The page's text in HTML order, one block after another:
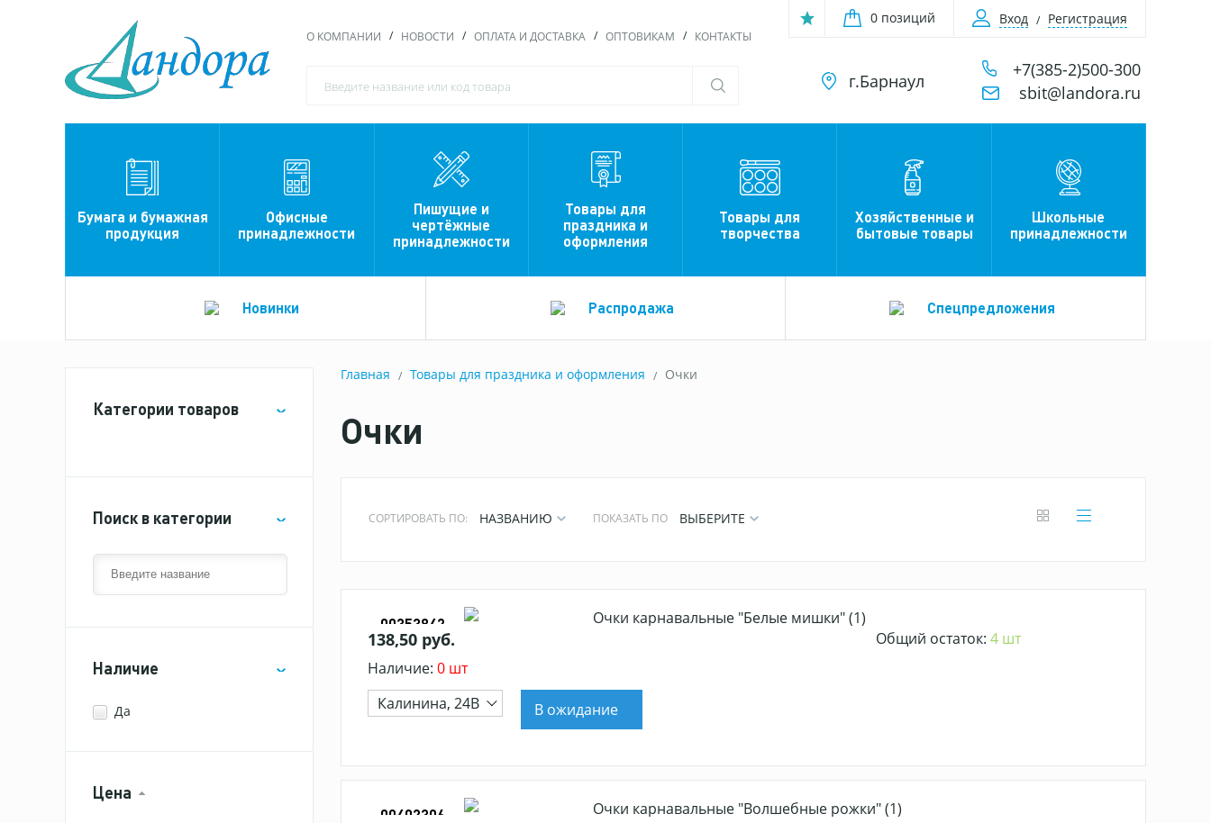
О КОМПАНИИ НОВОСТИ ОПЛАТА И ДОСТАВКА ОПТОВИКАМ КОНТАКТЫ
0 позиций Вход Регистрация
г.Барнаул
+7(385-2)500-300
sbit@landora.ru
Бумага и бумажная
продукция
Офисные
принадлежности
Пишущие и
чертёжные
принадлежности
Товары для
праздника и
оформления
Товары для
творчества
Хозяйственные и
бытовые товары
Школьные
принадлежности
Новинки Распродажа Спецпредложения
Категории товаров
Поиск в категории
Наличие
Да
Цена
Главная Товары для праздника и оформления Очки
Очки
СОРТИРОВАТЬ ПО: НАЗВАНИЮ ПОКАЗАТЬ ПО ВЫБЕРИТЕ
00353842 Очки карнавальные "Белые мишки" (1)
138,50 руб. Общий остаток: 4 шт
Наличие: 0 шт
Калинина, 24В
В ожидание
00402306 Очки карнавальные "Волшебные рожки" (1)